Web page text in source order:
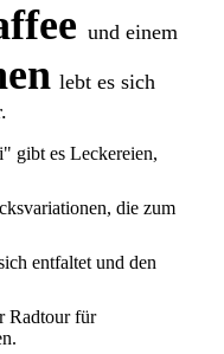
und einem
lebt es sich
gibt es Leckereien,
die zum
entfaltet und den
Radtour für